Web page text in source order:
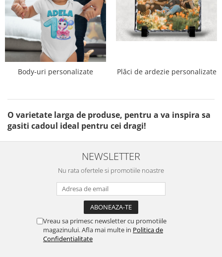
Body-uri personalizate Plăci de ardezie personalizate
O varietate larga de produse, pentru a va inspira sa
gasiti cadoul ideal pentru cei dragi!
NEWSLETTER
Nu rata ofertele si promotiile noastre
Vreau sa primesc newsletter cu promotiile
magazinului. Afla mai multe in Politica de
Confidentialitate